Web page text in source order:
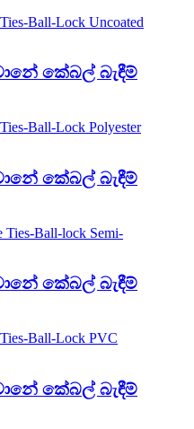
කේබල් බැඳීම්
කේබල් බැඳීම්
කේබල් බැඳීම්
කේබල් බැඳීම්